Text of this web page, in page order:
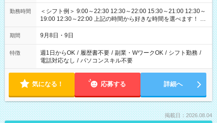
勤務時間
＜シフト例＞ 9:00～22:30 12:30～22:00 15:30～21:00 12:30～
19:00 12:30～22:00 上記の時間から好きな時間を選べます！ ※
時間は変更となる可能性があります
期間 9月8日・9日
特徴 週1日からOK / 履歴書不要 / 副業・WワークOK / シフト勤務 /
電話対応なし / パソコンスキル不要
気になる！ 応募する 詳細へ
掲載日：2026.08.04